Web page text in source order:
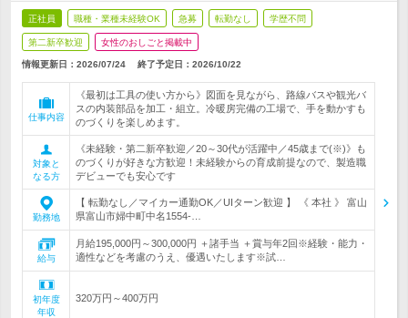
正社員 職種・業種未経験OK 急募 転勤なし 学歴不問
第二新卒歓迎 女性のおしごと掲載中
情報更新日：2026/07/24 終了予定日： 2026/10/22
仕事内容
《最初は工具の使い方から》図面を見ながら、路線バスや観光バ
スの内装部品を加工・組立。冷暖房完備の工場で、手を動かすも
のづくりを楽しめます。
対象と
なる方
《未経験・第二新卒歓迎／20～30代が活躍中／45歳まで(※)》も
のづくりが好きな方歓迎！未経験からの育成前提なので、製造職
デビューでも安心です
勤務地
【 転勤なし／マイカー通勤OK／UIターン歓迎 】 《 本社 》 富山
県富山市婦中町中名1554-…
給与
月給195,000円～300,000円 ＋諸手当 ＋賞与年2回※経験・能力・
適性などを考慮のうえ、優遇いたします※試…
初年度
年収
320万円～400万円